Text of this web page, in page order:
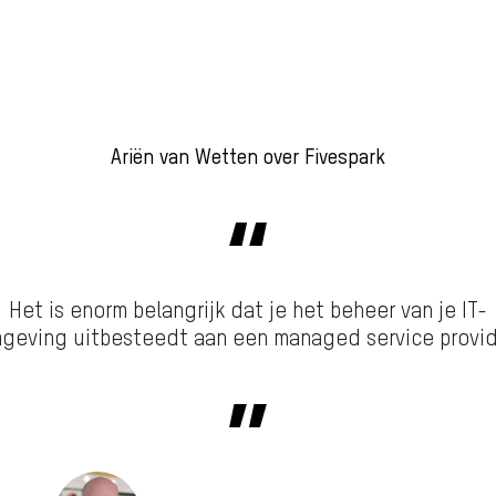
Ariën van Wetten over Fivespark
Het is enorm belangrijk dat je het beheer van je IT-
uitbesteedt aan een managed service